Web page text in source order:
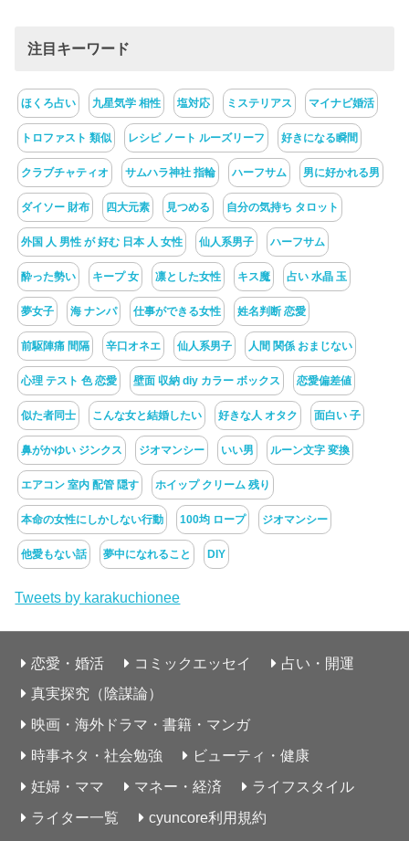
注目キーワード
ほくろ占い 九星気学 相性 塩対応 ミステリアス マイナビ婚活
トロファスト 類似 レシピ ノート ルーズリーフ 好きになる瞬間
クラブチャティオ サムハラ神社 指輪 ハーフサム 男に好かれる男
ダイソー 財布 四大元素 見つめる 自分の気持ち タロット
外国 人 男性 が 好む 日本 人 女性 仙人系男子 ハーフサム
酔った勢い キープ 女 凛とした女性 キス魔 占い 水晶 玉
夢女子 海 ナンパ 仕事ができる女性 姓名判断 恋愛
前駆陣痛 間隔 辛口オネエ 仙人系男子 人間 関係 おまじない
心理 テスト 色 恋愛 壁面 収納 diy カラー ボックス 恋愛偏差値
似た者同士 こんな女と結婚したい 好きな人 オタク 面白い 子
鼻がかゆい ジンクス ジオマンシー いい男 ルーン文字 変換
エアコン 室内 配管 隠す ホイップ クリーム 残り
本命の女性にしかしない行動 100均 ロープ ジオマンシー
他愛もない話 夢中になれること DIY
Tweets by karakuchionee
恋愛・婚活 コミックエッセイ
占い・開運
真実探究（陰謀論）
映画・海外ドラマ・書籍・マンガ
時事ネタ・社会勉強
ビューティ・健康
妊婦・ママ
マネー・経済
ライフスタイル
ライター一覧
cyuncore利用規約